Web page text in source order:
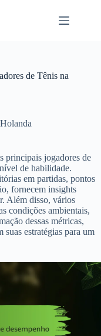
de Tênis na
principais jogadores de
de habilidade.
em partidas, pontos
fornecem insights
Além disso, vários
condições ambientais,
dessas métricas,
suas estratégias para um